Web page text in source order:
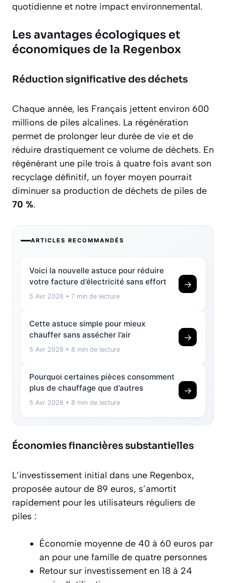
quotidienne et notre impact environnemental.
Les avantages écologiques et
économiques de la Regenbox
Réduction significative des déchets
Chaque année, les Français jettent environ 600
millions de piles alcalines. La régénération
permet de prolonger leur durée de vie et de
réduire drastiquement ce volume de déchets. En
régénérant une pile trois à quatre fois avant son
recyclage définitif, un foyer moyen pourrait
diminuer sa production de déchets de piles de
70 %.
ARTICLES RECOMMANDÉS
Voici la nouvelle astuce pour réduire
votre facture d’électricité sans effort
5 Avr 2026 • 7 min de lecture
→
Cette astuce simple pour mieux
chauffer sans assécher l’air
5 Avr 2026 • 8 min de lecture
→
Pourquoi certaines pièces consomment
plus de chauffage que d’autres
5 Avr 2026 • 8 min de lecture
→
Économies financières substantielles
L’investissement initial dans une Regenbox,
proposée autour de 89 euros, s’amortit
rapidement pour les utilisateurs réguliers de
piles :
Économie moyenne de 40 à 60 euros par
an pour une famille de quatre personnes
Retour sur investissement en 18 à 24